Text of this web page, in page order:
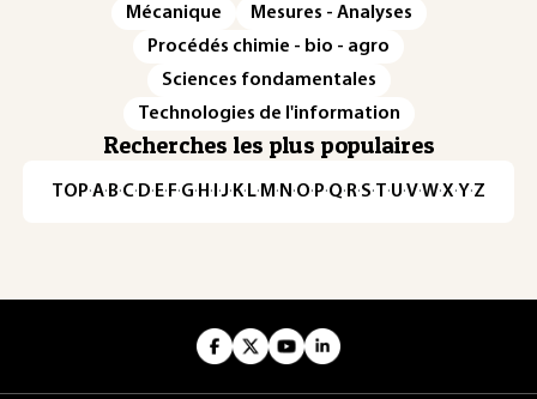
Mécanique
Mesures - Analyses
Procédés chimie - bio - agro
Sciences fondamentales
Technologies de l'information
Recherches les plus populaires
TOP·A·B·C· D· E· F·G· H · ·J· K· L· M · N ·O· P·Q· R·S·T·U·V·W·X·Y·Z